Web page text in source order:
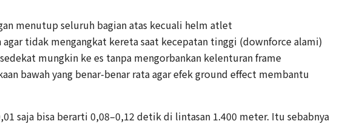
menutup seluruh bagian atas kecuali helm atlet
agar tidak mengangkat kereta saat kecepatan tinggi (downforce alami)
mungkin ke es tanpa mengorbankan kelenturan frame
bawah yang benar-benar rata agar efek ground effect membantu
saja bisa berarti 0,08–0,12 detik di lintasan 1.400 meter. Itu sebabnya